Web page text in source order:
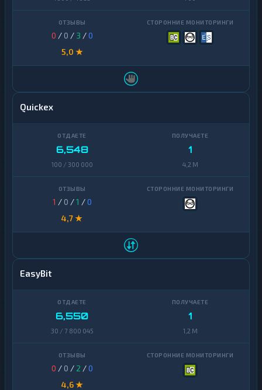
0 / 0 / 3 /0
5,0 ★
Quickex
6,548
100 / 300 000
1
4,2 M
1 / 0 /1 /0
4,7 ★
EasyBit
6,550
30 / 7 800 045
1
1,2 M
0 / 0 / 2 /0
4,6 ★